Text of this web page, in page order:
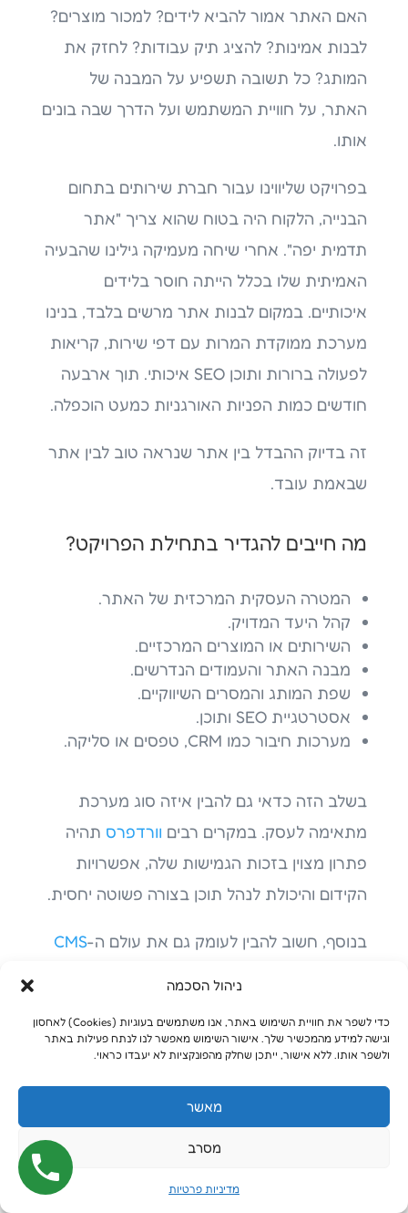
ניהול הסכמה
כדי לשפר את חוויית השימוש באתר, אנו משתמשים בעוגיות (Cookies) לאחסון
וגישה למידע מהמכשיר שלך. אישור השימוש מאפשר לנו לנתח פעילות באתר
ולשפר אותו. ללא אישור, ייתכן שחלק מהפונקציות לא יעבדו כראוי.
מאשר
מסרב
מדיניות פרטיות
האם האתר אמור להביא לידים? למכור מוצרים?
לבנות אמינות? להציג תיק עבודות? לחזק את
המותג? כל תשובה תשפיע על המבנה של
האתר, על חוויית המשתמש ועל הדרך שבה בונים
אותו.
בפרויקט שליווינו עבור חברת שירותים בתחום
הבנייה, הלקוח היה בטוח שהוא צריך "אתר
תדמית יפה". אחרי שיחה מעמיקה גילינו שהבעיה
האמיתית שלו בכלל הייתה חוסר בלידים
איכותיים. במקום לבנות אתר מרשים בלבד, בנינו
מערכת ממוקדת המרות עם דפי שירות, קריאות
לפעולה ברורות ותוכן SEO איכותי. תוך ארבעה
חודשים כמות הפניות האורגניות כמעט הוכפלה.
זה בדיוק ההבדל בין אתר שנראה טוב לבין אתר
שבאמת עובד.
מה חייבים להגדיר בתחילת הפרויקט?
המטרה העסקית המרכזית של האתר.
קהל היעד המדויק.
השירותים או המוצרים המרכזיים.
מבנה האתר והעמודים הנדרשים.
שפת המותג והמסרים השיווקיים.
אסטרטגיית SEO ותוכן.
מערכות חיבור כמו CRM, טפסים או סליקה.
בשלב הזה כדאי גם להבין איזה סוג מערכת
מתאימה לעסק. במקרים רבים וורדפרס תהיה
פתרון מצוין בזכות הגמישות שלה, אפשרויות
הקידום והיכולת לנהל תוכן בצורה פשוטה יחסית.
בנוסף, חשוב להבין לעומק גם את עולם ה-CMS
ועל היכולת שלכם לצמוח בהמשך.
למה תוכן הוא הבסיס האמיתי
של האתר?
אחת הטעויות הנפוצות ביותר בתחום היא